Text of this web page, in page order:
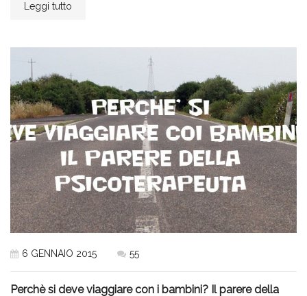
Leggi tutto
6 GENNAIO 2015 55
Perchè si deve viaggiare con i bambini? Il parere della